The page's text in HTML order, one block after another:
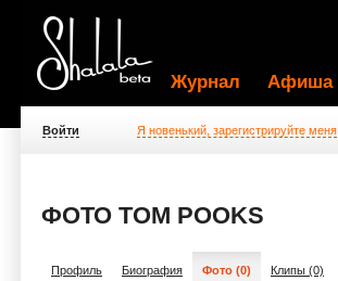
Журнал Афиша
Войти Я новенький, зарегистрируйте меня
ФОТО TOM POOKS
Профиль Биография Фото (0) Клипы (0)